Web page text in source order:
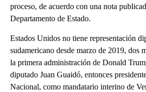
proceso, de acuerdo con una nota
Departamento de Estado.
Estados Unidos no tiene representación
sudamericano desde marzo de 2019, dos
la primera administración de Donald
diputado Juan Guaidó, entonces
Nacional, como mandatario interino de